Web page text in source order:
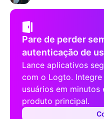
Pare de perder
autenticação de
Lance aplicativos
com o Logto.
usuários em minutos
produto principal.